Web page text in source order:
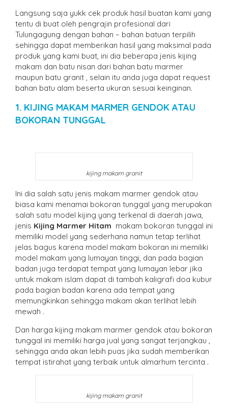
Langsung saja yukk cek produk hasil buatan kami yang
tentu di buat oleh pengrajin profesional dari
Tulungagung dengan bahan – bahan batuan terpilih
sehingga dapat memberikan hasil yang maksimal pada
produk yang kami buat, ini dia beberapa jenis kijing
makam dan batu nisan dari bahan batu marmer
maupun batu granit , selain itu anda juga dapat request
bahan batu alam beserta ukuran sesuai keinginan.
1. KIJING MAKAM MARMER GENDOK ATAU
BOKORAN TUNGGAL
kijing makam granit
Ini dia salah satu jenis makam marmer gendok atau
biasa kami menamai bokoran tunggal yang merupakan
salah satu model kijing yang terkenal di daerah jawa,
jenis Kijing Marmer Hitam makam bokoran tunggal ini
memiliki model yang sederhana namun tetap terlihat
jelas bagus karena model makam bokoran ini memiliki
model makam yang lumayan tinggi, dan pada bagian
badan juga terdapat tempat yang lumayan lebar jika
untuk makam islam dapat di tambah kaligrafi doa kubur
pada bagian badan karena ada tempat yang
memungkinkan sehingga makam akan terlihat lebih
mewah .
Dan harga kijing makam marmer gendok atau bokoran
tunggal ini memiliki harga jual yang sangat terjangkau ,
sehingga anda akan lebih puas jika sudah memberikan
tempat istirahat yang terbaik untuk almarhum tercinta .
kijing makam granit